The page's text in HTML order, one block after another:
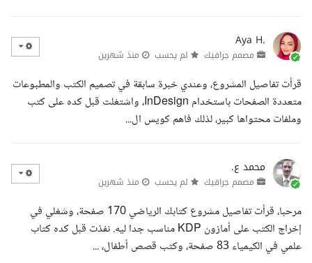
Aya H.
مصمم جرافيك لم يحسب منذ شهرين
قرأت تفاصيل المشروع، وعندي خبرة سابقة في تصميم الكتب والمطبوعات
متعددة الصفحات باستخدام InDesign، واشتغلت قبل كده على كتب
وملفات محتواها كبير، لذلك فاهم كويس ال...
محمد ع.
مصمم جرافيك لم يحسب منذ شهرين
مرحبا، قرأت تفاصيل مشروع كتابك الرياضي 170 صفحة، وشغلي في
إخراج الكتب على أمازون KDP مناسب جدا ليه. نفذت قبل كده كتاب
علمي في الكيمياء 83 صفحة، وكتب قصص أطفال، ...